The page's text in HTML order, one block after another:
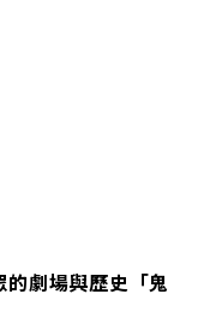
劇場與歷史「鬼